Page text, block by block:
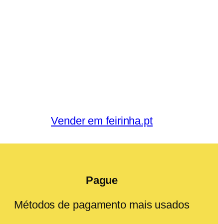
Vender em feirinha.pt
Pague
Métodos de pagamento mais usados